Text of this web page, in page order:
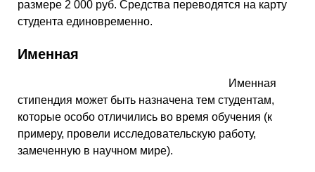
размере 2 000 руб. Средства переводятся на карту
студента единовременно.
Именная
Именная
стипендия может быть назначена тем студентам,
которые особо отличились во время обучения (к
примеру, провели исследовательскую работу,
замеченную в научном мире).